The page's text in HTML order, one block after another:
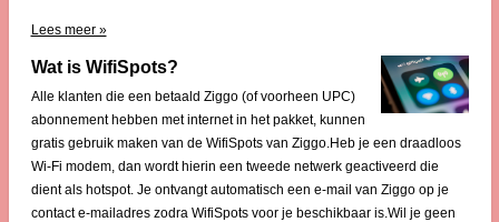
Lees meer »
Wat is WifiSpots?
Alle klanten die een betaald Ziggo (of voorheen UPC)
abonnement hebben met internet in het pakket, kunnen
gratis gebruik maken van de WifiSpots van Ziggo.Heb je een draadloos
Wi-Fi modem, dan wordt hierin een tweede netwerk geactiveerd die
dient als hotspot. Je ontvangt automatisch een e-mail van Ziggo op je
contact e-mailadres zodra WifiSpots voor je beschikbaar is.Wil je geen